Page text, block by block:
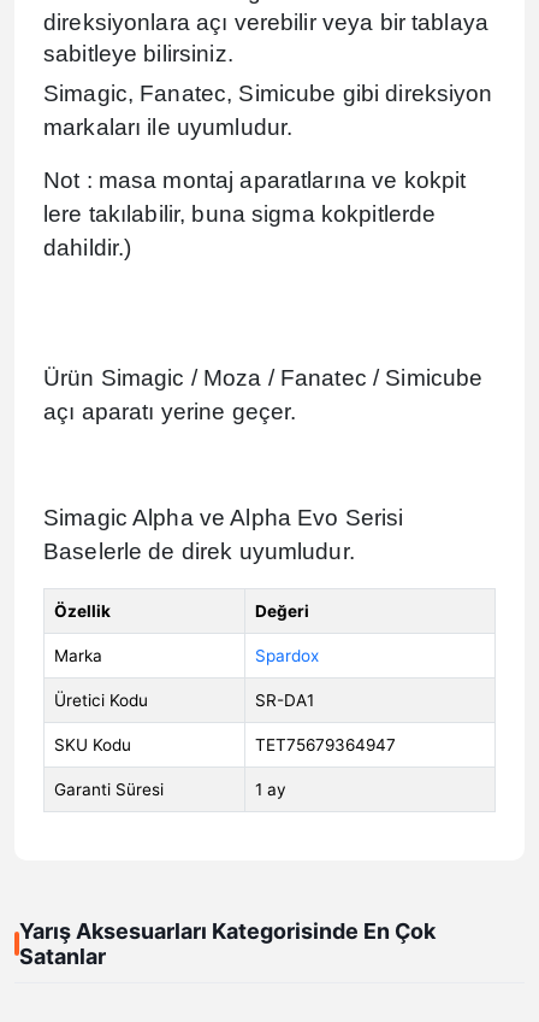
direksiyonlara açı verebilir veya bir tablaya
sabitleye bilirsiniz.
Simagic, Fanatec, Simicube gibi direksiyon
markaları ile uyumludur.
Not : masa montaj aparatlarına ve kokpit
lere takılabilir, buna sigma kokpitlerde
dahildir.)
Ürün Simagic / Moza / Fanatec / Simicube
açı aparatı yerine geçer.
Simagic Alpha ve Alpha Evo Serisi
Baselerle de direk uyumludur.
Özellik Değeri
Marka Spardox
Üretici Kodu SR-DA1
SKU Kodu TET75679364947
Garanti Süresi 1 ay
Yarış Aksesuarları Kategorisinde En Çok
Satanlar